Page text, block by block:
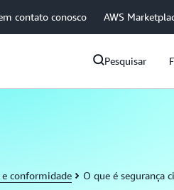
contato conosco AWS
Pesquisar
e conformidade O que é segurança